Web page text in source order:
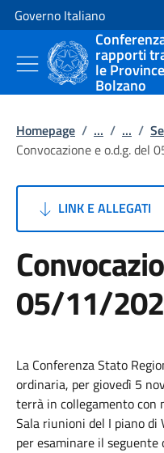
Vai al contenuto
Vai alla navigazione del sito
Governo Italiano
rapporti
le
Bolzano
Homepage / ... / ... /
Convocazione e o.d.g. del
LINK E ALLEGATI
05/11/
La Conferenza Stato
ordinaria, per giovedì 5
terrà in collegamento con
Sala riunioni del I piano di
per esaminare il seguente